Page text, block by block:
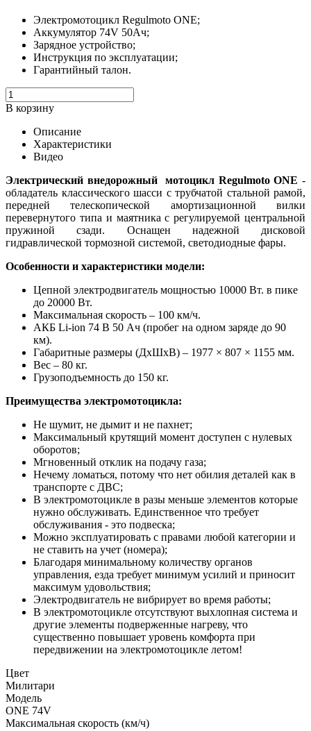
Электромотоцикл Regulmoto ONE;
Аккумулятор 74V 50Ач;
Зарядное устройство;
Инструкция по эксплуатации;
Гарантийный талон.
В корзину
Описание
Характеристики
Видео
Электрический внедорожный мотоцикл Regulmoto ONE -
обладатель классического шасси с трубчатой стальной рамой,
передней телескопической амортизационной вилки
перевернутого типа и маятника с регулируемой центральной
пружиной сзади. Оснащен надежной дисковой
гидравлической тормозной системой, светодиодные фары.
Особенности и характеристики модели:
Цепной электродвигатель мощностью 10000 Вт. в пике
до 20000 Вт.
Максимальная скорость – 100 км/ч.
АКБ Li-ion 74 В 50 Ач (пробег на одном заряде до 90
км).
Габаритные размеры (ДxШxВ) – 1977 × 807 × 1155 мм.
Вес – 80 кг.
Грузоподъемность до 150 кг.
Преимущества электромотоцикла:
Не шумит, не дымит и не пахнет;
Максимальный крутящий момент доступен с нулевых
оборотов;
Мгновенный отклик на подачу газа;
Нечему ломаться, потому что нет обилия деталей как в
транспорте с ДВС;
В электромотоцикле в разы меньше элементов которые
нужно обслуживать. Единственное что требует
обслуживания - это подвеска;
Можно эксплуатировать с правами любой категории и
не ставить на учет (номера);
Благодаря минимальному количеству органов
управления, езда требует минимум усилий и приносит
максимум удовольствия;
Электродвигатель не вибрирует во время работы;
В электромотоцикле отсутствуют выхлопная система и
другие элементы подверженные нагреву, что
существенно повышает уровень комфорта при
передвижении на электромотоцикле летом!
Цвет
Милитари
Модель
ONE 74V
Максимальная скорость (км/ч)